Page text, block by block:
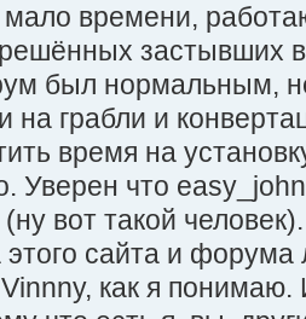
времени,
застывших
был нормальным,
на грабли и
время на
Уверен что
вот такой
сайта и форума
как я понимаю.